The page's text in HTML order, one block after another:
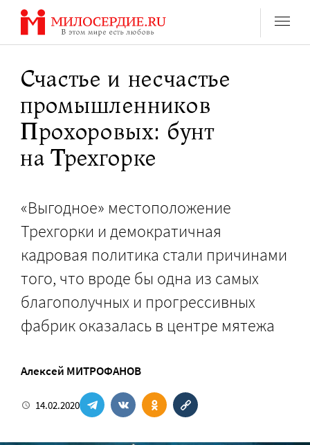
Перейти
содержанию
Счастье и несчастье
промышленников
Прохоровых: бунт
на Трехгорке
«Выгодное» местоположение
Трехгорки и демократичная
кадровая политика стали причинами
того, что вроде бы одна из самых
благополучных и прогрессивных
фабрик оказалась в центре мятежа
Алексей МИТРОФАНОВ
14.02.2020